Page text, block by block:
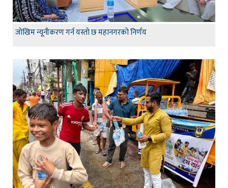
जाेखिम न्यूनीकरण गर्न यस्ताे छ महानगरकाे निर्णय